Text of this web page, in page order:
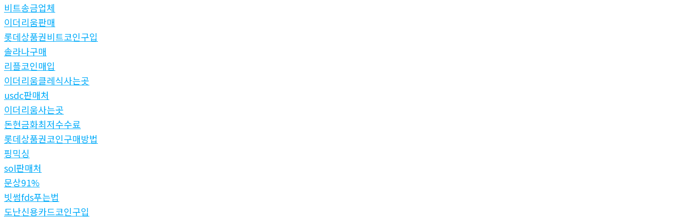
비트송금업체
이더리움판매
롯데상품권비트코인구입
솔라나구매
리플코인매입
이더리움클레식사는곳
usdc판매처
이더리움사는곳
돈현금화최저수수료
롯데상품권코인구매방법
핑믹싱
sol판매처
문상91%
빗썸fds푸는법
도난신용카드코인구입